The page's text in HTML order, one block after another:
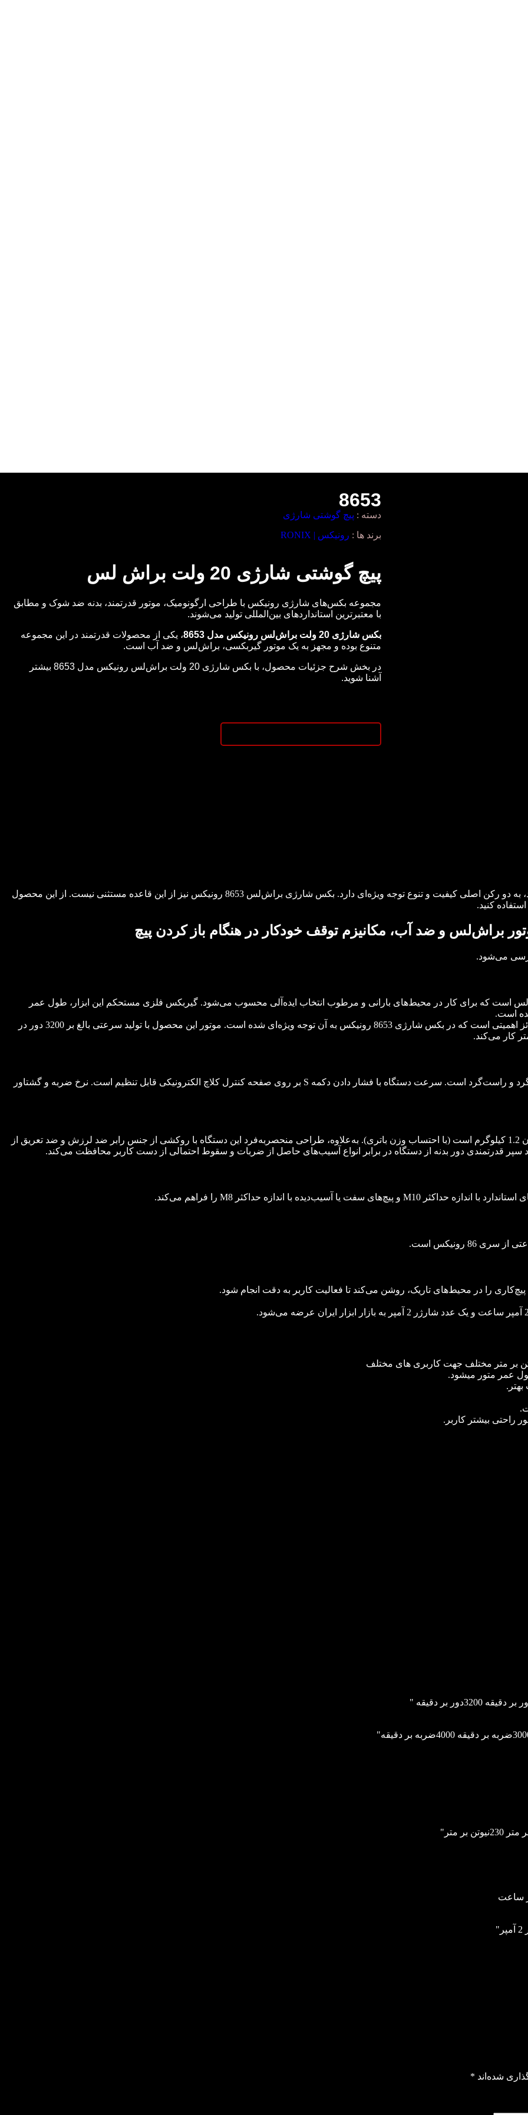
8653
دسته : پیچ گوشتی شارژی
برند ها : رونیکس | RONIX
پیچ گوشتی شارژی 20 ولت براش لس
مجموعه بکس‌های شارژی رونیکس با طراحی ارگونومیک، موتور قدرتمند، بدنه ضد شوک و مطابق
با معتبرترین استانداردهای بین‌المللی تولید می‌شوند.
بکس شارژی 20 ولت براش‌لس رونیکس مدل 8653
، یکی از محصولات قدرتمند در این مجموعه
متنوع بوده و مجهز به یک موتور گیربکسی، براش‌لس و ضد آب است.
در بخش شرح جزئیات محصول، با بکس شارژی 20 ولت براش‌لس رونیکس مدل 8653 بیشتر
آشنا شوید.
رونیکس همواره در طراحی و تولید تمام ابزارآلات و قطعات خود، به دو رکن اصلی کیفیت و تنوع توجه ویژه‌ای دارد. بکس شارژی براش‌لس 8653 رونیکس نیز از این قاعده مستثنی نیست. از این محصول
کنید.
می‌شود.
آب و براش‌لس است که برای کار در محیط‌‌‌های بارانی و مرطوب انتخاب ایده‌آلی محسوب می‌شود. گیربکس فلزی مستحکم این ابزار، طول عمر
است.
قابلیت تنظیم سرعت خروجی، تعداد ضربه و گشتاور، ویژگی حائز اهمیتی است که در بکس شارژی 8653 رونیکس به آن توجه ویژه‌‌ای شده است. موتور این محصول با تولید سرعتی بالغ بر 3200 دور در
کلاچ الکترونیکی این ابزار شامل چهار حالت تنظیم سرعت چپ‌گرد و راست‌گرد است. سرعت دستگاه با فشار دادن دکمه S بر روی صفحه کنترل کلاچ الکترونیکی قابل تنظیم است. نرخ ضربه و گشتاور
این دستگاه دارای بدنه‌‌ای ارگونومیک، سبک و بسیار کوچک به وزن 1.2 کیلوگرم است (با احتساب وزن باتری). به‌علاوه، طراحی منحصربه‌فرد این دستگاه با روکشی از جنس رابر ضد لرزش و ضد تعریق از
قدرتمندی دور بدنه از دستگاه در برابر انواع آسیب‌‌های حاصل از ضربات و سقوط احتمالی از دست کاربر محافظت می‌‌کند.
عمر متور میشود.
راحتی بیشتر کاربر.
شده‌اند *